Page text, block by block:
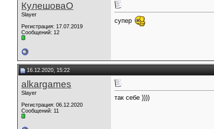
КулешоваО
Slayer
Регистрация: 17.07.2019
Сообщений: 12
супер
16.12.2020, 15:22
alkargames
Slayer
Регистрация: 06.12.2020
Сообщений: 11
так себе ))))